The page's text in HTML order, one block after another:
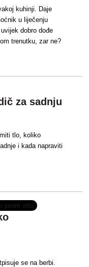
kuhinji. Daje
u liječenju
dobro dođe
trenutku, zar ne?
za sadnju
tlo, koliko
i kada napraviti
se na berbi.